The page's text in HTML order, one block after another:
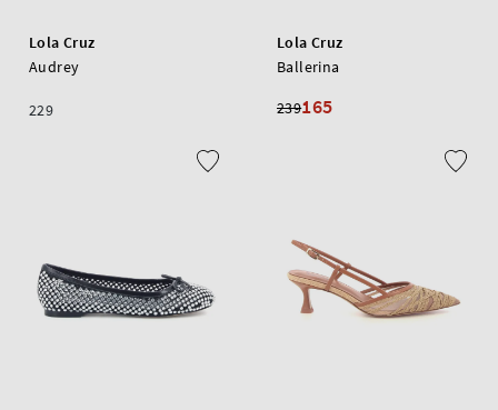
Lola Cruz
Audrey
229
Lola Cruz
Ballerina
239165